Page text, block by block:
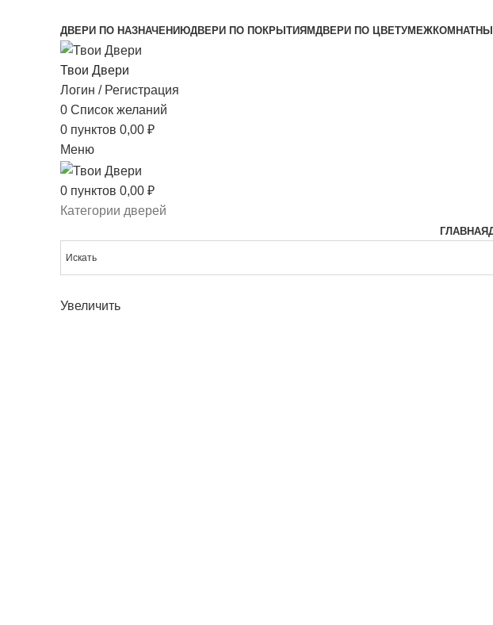
ДВЕРИ ПО НАЗНАЧЕНИЮДВЕРИ ПО ПОКРЫТИЯМДВЕРИ ПО ЦВЕТУ
Твои Двери
Логин / Регистрация
0 Список желаний
0 пунктов 0,00 ₽
Меню
0 пунктов 0,00 ₽
Категории дверей
ГЛАВНАЯ
Увеличить